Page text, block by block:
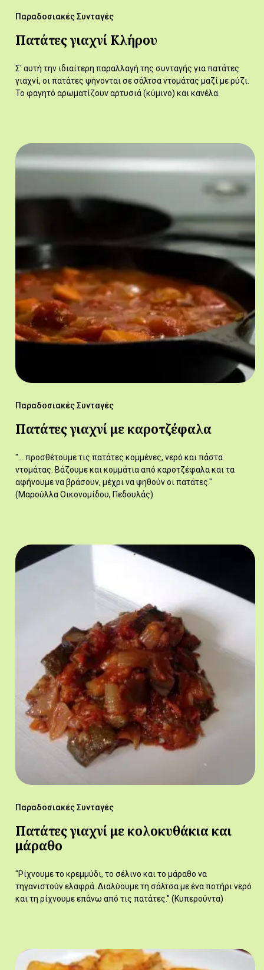
Παραδοσιακές Συνταγές
Πατάτες γιαχνί Κλήρου
Σ' αυτή την ιδιαίτερη παραλλαγή της συνταγής για πατάτες
γιαχνί, οι πατάτες ψήνονται σε σάλτσα ντομάτας μαζί με ρύζι.
Το φαγητό αρωματίζουν αρτυσιά (κύμινο) και κανέλα.
Παραδοσιακές Συνταγές
Πατάτες γιαχνί με καροτζέφαλα
"... προσθέτουμε τις πατάτες κομμένες, νερό και πάστα
ντομάτας. Βάζουμε και κομμάτια από καροτζέφαλα και τα
αφήνουμε να βράσουν, μέχρι να ψηθούν οι πατάτες."
(Μαρούλλα Οικονομίδου, Πεδουλάς)
Παραδοσιακές Συνταγές
Πατάτες γιαχνί με κολοκυθάκια και
μάραθο
"Ρίχνουμε το κρεμμύδι, το σέλινο και το μάραθο να
τηγανιστούν ελαφρά. Διαλύουμε τη σάλτσα με ένα ποτήρι νερό
και τη ρίχνουμε επάνω από τις πατάτες." (Κυπερούντα)